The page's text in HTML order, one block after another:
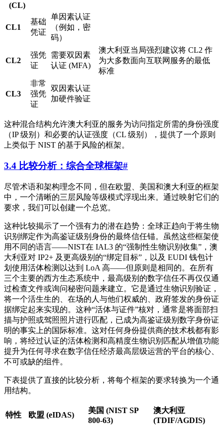
(CL)
CL1
基础
凭证
单因素认证
（例如，密
码）
CL2
强凭
证
需要双因素
认证 (MFA)
澳大利亚当局强烈建议将 CL2 作
为大多数面向互联网服务的最低
标准
CL3
非常
强凭
证
双因素认证
加硬件验证
这种混合结构允许澳大利亚的服务为访问指定所需的身份强度
（IP 级别）和必要的认证强度（CL 级别），提供了一个原则
上类似于 NIST 的基于风险的框架。
3.4 比较分析：综合全球框架#
尽管术语和架构理念不同，但在欧盟、美国和澳大利亚的框架
中，一个清晰的三层风险等级模式浮现出来。通过映射它们的
要求，我们可以创建一个总览。
这种比较揭示了一个强有力的潜在趋势：全球正趋向于将生物
识别绑定作为高鉴证级别身份的最终信任锚。虽然这些框架使
用不同的语言——NIST在 IAL3 的“强制性生物识别收集”，澳
大利亚对 IP2+ 及更高级别的“绑定目标”，以及 EUDI 钱包计
划使用活体检测以达到 LoA 高——但原则是相同的。在所有
三个主要的西方生态系统中，最高级别的数字信任不再仅仅通
过检查文件或询问秘密问题来建立。它是通过生物识别验证，
将一个活生生的、在场的人与他们权威的、政府签发的身份证
据绑定起来实现的。这种“活体与证件”核对，通常是将面部扫
描与护照或驾照照片进行匹配，已成为高鉴证级别数字身份证
明的事实上的国际标准。这对任何身份提供商的技术栈都有影
响，将经过认证的活体检测和高精度生物识别匹配从增值功能
提升为任何寻求在数字信任经济最高层级运营的平台的核心、
不可或缺的组件。
下表提供了直接的比较分析，将每个框架的要求转换为一个通
用结构。
特性 欧盟 (eIDAS)
美国 (NIST SP
800-63)
澳大利亚
(TDIF/AGDIS)